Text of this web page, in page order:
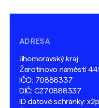
ADRESA
Jihomoravský kraj
Žerotínovo náměstí
IČO: 70888337
DIČ: CZ70888337
ID datové schránky: